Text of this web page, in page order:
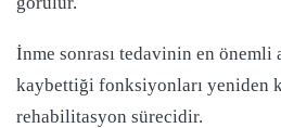
İnme sonrası tedavinin en önemli
kaybettiği fonksiyonları yeniden
rehabilitasyon sürecidir.